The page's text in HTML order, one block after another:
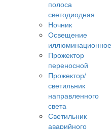
полоса
светодиодная
Ночник
Освещение
иллюминационное
Прожектор
переносной
Прожектор/
светильник
направленного
света
Светильник
аварийного